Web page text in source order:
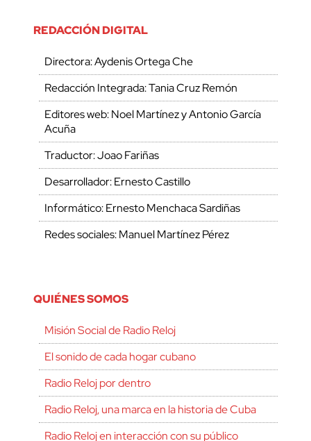
REDACCIÓN DIGITAL
Directora: Aydenis Ortega Che
Redacción Integrada: Tania Cruz Remón
Editores web: Noel Martínez y Antonio García
Acuña
Traductor: Joao Fariñas
Desarrollador: Ernesto Castillo
Informático: Ernesto Menchaca Sardiñas
Redes sociales: Manuel Martínez Pérez
QUIÉNES SOMOS
Misión Social de Radio Reloj
El sonido de cada hogar cubano
Radio Reloj por dentro
Radio Reloj, una marca en la historia de Cuba
Radio Reloj en interacción con su público